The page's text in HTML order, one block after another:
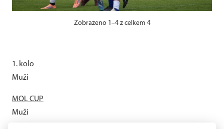
Zobrazeno 1–4 z celkem 4
1. kolo
Muži
MOL CUP
Muži